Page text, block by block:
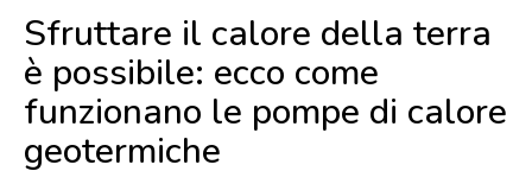
Sfruttare il calore della terra
è possibile: ecco come
funzionano le pompe di calore
geotermiche